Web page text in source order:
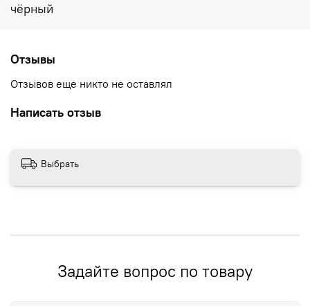
чёрный
Отзывы
Отзывов еще никто не оставлял
Написать отзыв
Выбрать
Задайте вопрос по товару